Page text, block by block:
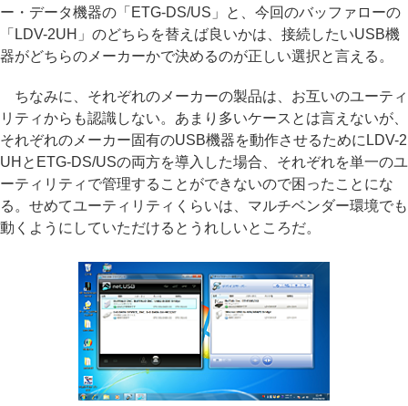
ー・データ機器の「ETG-DS/US」と、今回のバッファローの
「LDV-2UH」のどちらを替えば良いかは、接続したいUSB機
器がどちらのメーカーかで決めるのが正しい選択と言える。
ちなみに、それぞれのメーカーの製品は、お互いのユーティ
リティからも認識しない。あまり多いケースとは言えないが、
それぞれのメーカー固有のUSB機器を動作させるためにLDV-2
UHとETG-DS/USの両方を導入した場合、それぞれを単一のユ
ーティリティで管理することができないので困ったことにな
る。せめてユーティリティくらいは、マルチベンダー環境でも
動くようにしていただけるとうれしいところだ。